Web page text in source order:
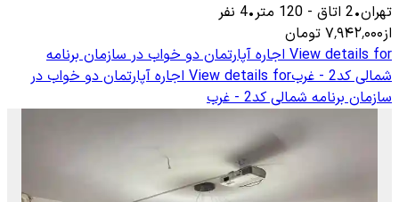
تهران•
2 اتاق -
120 متر•
4 نفر
از۷٬۹۴۲٬۰۰۰ تومان
View details for اجاره آپارتمان دو خواب در سازمان برنامه
شمالی کد2 - غرب
View details for اجاره آپارتمان دو خواب در
سازمان برنامه شمالی کد2 - غرب